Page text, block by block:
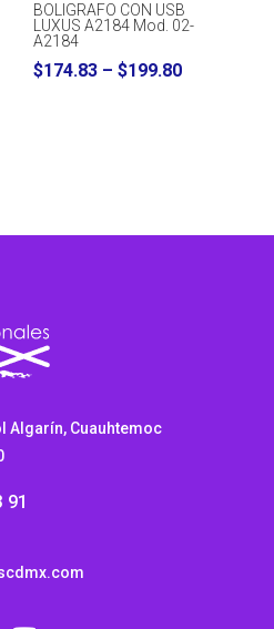
BOLIGRAFO CON USB
LUXUS A2184 Mod. 02-
A2184
$174.83 – $199.80Price
Algarín, Cuauhtemoc
91